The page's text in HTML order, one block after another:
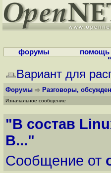
форумы помощь
Вариант для
Форумы Разговоры,
Изначальное сообщение
"В состав
B..."
Сообщение от